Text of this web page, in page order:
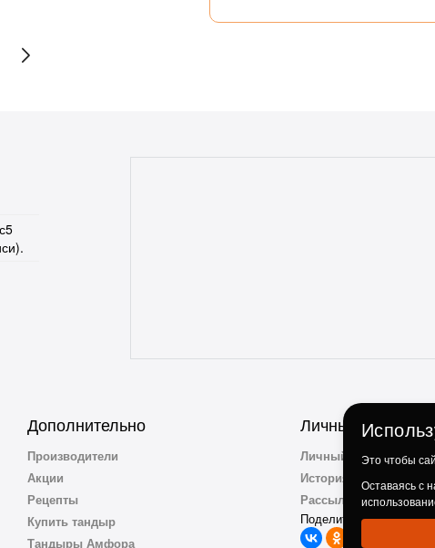
отзывчивые и опытные.
Дополнительно
Производители
Акции
Рецепты
Купить тандыр
Тандыры Амфора
Личный Кабинет
Личный Кабинет
История заказов
Рассылка
Поделиться с друзьми:
Это чтобы
Оставаясь с